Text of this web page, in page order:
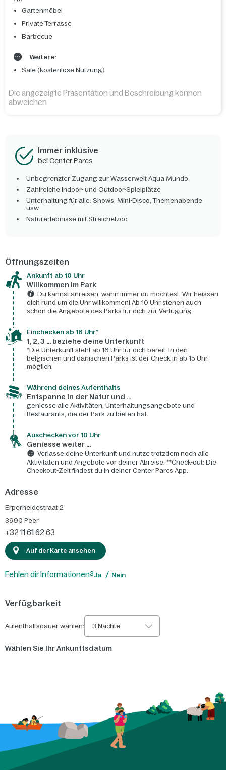
Gartenmöbel
Private Terrasse
Barbecue
Weitere:
Safe (kostenlose Nutzung)
Die angezeigte Präsentation und Beschreibung können
abweichen
Immer inklusive
bei Center Parcs
Unbegrenzter Zugang zur Wasserwelt Aqua Mundo
Zahlreiche Indoor- und Outdoor-Spielplätze
Unterhaltung für alle: Shows, Mini-Disco, Themenabende
usw.
Naturerlebnisse mit Streichelzoo
Öffnungszeiten
Ankunft ab 10 Uhr
Willkommen im Park
Du kannst anreisen, wann immer du möchtest. Wir heissen
dich rund um die Uhr willkommen! Ab 10 Uhr stehen auch
schon die Angebote des Parks für dich zur Verfügung.
Einchecken ab 16 Uhr*
1, 2, 3 ... beziehe deine Unterkunft
*Die Unterkunft steht ab 16 Uhr für dich bereit. In den
belgischen und dänischen Parks ist der Check-in ab 15 Uhr
möglich.
Während deines Aufenthalts
Entspanne in der Natur und ...
geniesse alle Aktivitäten, Unterhaltungsangebote und
Restaurants, die der Park zu bieten hat.
Auschecken vor 10 Uhr
Geniesse weiter ...
Verlasse deine Unterkunft und nutze trotzdem noch alle
Aktivitäten und Angebote vor deiner Abreise. **Check-out: Die
Checkout-Zeit findest du in deiner Center Parcs App.
Adresse
Erperheidestraat 2
3990 Peer
+32 11 61 62 63
Auf der Karte ansehen
Fehlen dir Informationen?Ja Nein
Verfügbarkeit
Aufenthaltsdauer wählen: 3 Nächte
Wählen Sie Ihr Ankunftsdatum